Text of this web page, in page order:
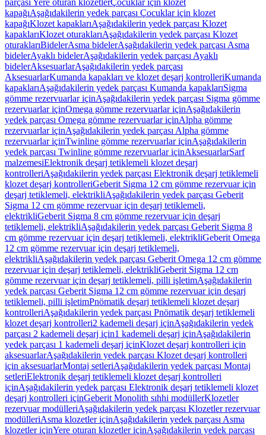
parçası Yere oturan klozetlerÇocuklar için klozet
kapağıAşağıdakilerin yedek parçası Çocuklar için klozet
kapağıKlozet kapaklarıAşağıdakilerin yedek parçası Klozet
kapaklarıKlozet oturaklarıAşağıdakilerin yedek parçası Klozet
oturaklarıBidelerAsma bidelerAşağıdakilerin yedek parçası Asma
bidelerAyaklı bidelerAşağıdakilerin yedek parçası Ayaklı
bidelerAksesuarlarAşağıdakilerin yedek parçası
AksesuarlarKumanda kapakları ve klozet deşarj kontrolleriKumanda
kapaklarıAşağıdakilerin yedek parçası Kumanda kapaklarıSigma
gömme rezervuarlar içinAşağıdakilerin yedek parçası Sigma gömme
rezervuarlar içinOmega gömme rezervuarlar içinAşağıdakilerin
yedek parçası Omega gömme rezervuarlar içinAlpha gömme
rezervuarlar içinAşağıdakilerin yedek parçası Alpha gömme
rezervuarlar içinTwinline gömme rezervuarlar içinAşağıdakilerin
yedek parçası Twinline gömme rezervuarlar içinAksesuarlarSarf
malzemesiElektronik deşarj tetiklemeli klozet deşarj
kontrolleriAşağıdakilerin yedek parçası Elektronik deşarj tetiklemeli
klozet deşarj kontrolleriGeberit Sigma 12 cm gömme rezervuar için
deşarj tetiklemeli, elektrikliAşağıdakilerin yedek parçası Geberit
Sigma 12 cm gömme rezervuar için deşarj tetiklemeli,
elektrikliGeberit Sigma 8 cm gömme rezervuar için deşarj
tetiklemeli, elektrikliAşağıdakilerin yedek parçası Geberit Sigma 8
cm gömme rezervuar için deşarj tetiklemeli, elektrikliGeberit Omega
12 cm gömme rezervuar için deşarj tetiklemeli,
elektrikliAşağıdakilerin yedek parçası Geberit Omega 12 cm gömme
rezervuar için deşarj tetiklemeli, elektrikliGeberit Sigma 12 cm
gömme rezervuar için deşarj tetiklemeli, pilli işletimAşağıdakilerin
yedek parçası Geberit Sigma 12 cm gömme rezervuar için deşarj
tetiklemeli, pilli işletimPnömatik deşarj tetiklemeli klozet deşarj
kontrolleriAşağıdakilerin yedek parçası Pnömatik deşarj tetiklemeli
klozet deşarj kontrolleri2 kademeli deşarj içinAşağıdakilerin yedek
parçası 2 kademeli deşarj için1 kademeli deşarj içinAşağıdakilerin
yedek parçası 1 kademeli deşarj içinKlozet deşarj kontrolleri için
aksesuarlarAşağıdakilerin yedek parçası Klozet deşarj kontrolleri
için aksesuarlarMontaj setleriAşağıdakilerin yedek parçası Montaj
setleriElektronik deşarj tetiklemeli klozet deşarj kontrolleri
içinAşağıdakilerin yedek parçası Elektronik deşarj tetiklemeli klozet
deşarj kontrolleri içinGeberit Monolith sıhhi modüllerKlozetler
rezervuar modülleriAşağıdakilerin yedek parçası Klozetler rezervuar
modülleriAsma klozetler içinAşağıdakilerin yedek parçası Asma
klozetler içinYere oturan klozetler içinAşağıdakilerin yedek parçası